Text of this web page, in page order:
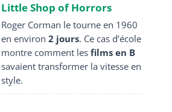
Little Shop of Horrors
Roger Corman le tourne en 1960
en environ 2 jours. Ce cas d’école
montre comment les films en B
savaient transformer la vitesse en
style.